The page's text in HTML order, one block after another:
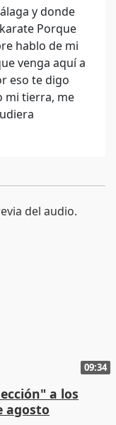
y donde
Porque
hablo de mi
venga aquí a
eso te digo
mi tierra, me
09:34
a los
agosto